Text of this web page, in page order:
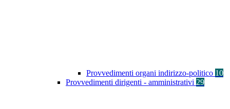
Provvedimenti organi indirizzo-politico 10
Provvedimenti dirigenti - amministrativi 29